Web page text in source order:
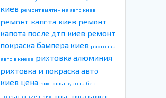
киев ремонт вмятин на авто киев
ремонт капота киев ремонт
капота после дтп киев ремонт
покраска бампера киев рихтовка
авто в киеве рихтовка алюминия
рихтовка и покраска авто
киев цена рихтовка кузова без
покраски киев рихтовка покраска киев